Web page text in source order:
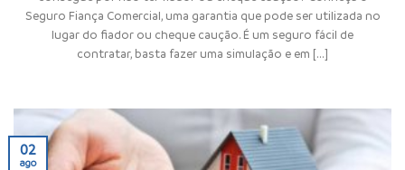
Seguro Fiança Comercial, uma garantia que pode ser utilizada no
lugar do fiador ou cheque caução. É um seguro fácil de
contratar, basta fazer uma simulação e em [...]
02
ago